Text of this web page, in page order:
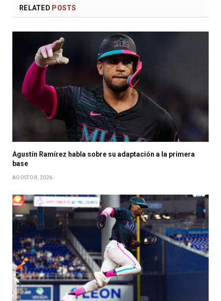
RELATED POSTS
Agustín Ramírez habla sobre su adaptación a la primera
base
AGOSTO 8, 2026